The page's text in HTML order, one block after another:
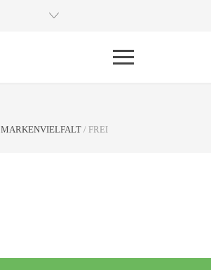
MARKENVIELFALT / FREI